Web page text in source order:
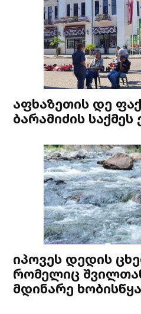
აფხაზეთის დე
ბარამიძის საქმეს
იპოვეს დედის
რომელიც
მდინარე